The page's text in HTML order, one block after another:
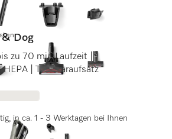
& Dog
zu 70 min Laufzeit |
HEPA | Tierhaaraufsatz
in ca. 1 - 3 Werktagen bei Ihnen